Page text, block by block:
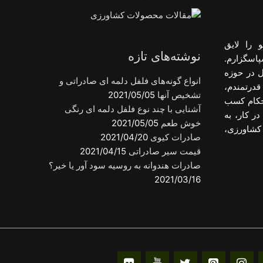
را لایق
در حوزه
کسب
کار، به
نوشته‌های تازه
انواع گونه‌های فلفل دلمه ای صادراتی و
تشخیص آنها 2021/05/05
آشنایی با چند نوع فلفل دلمه ای رنگی
خوش طعم 2021/05/05
صادرات کیوی 2021/04/20
قیمت سیر صادراتی 2021/04/15
صادرات هندوانه به روسیه سود آور یا خیر؟
2021/03/16